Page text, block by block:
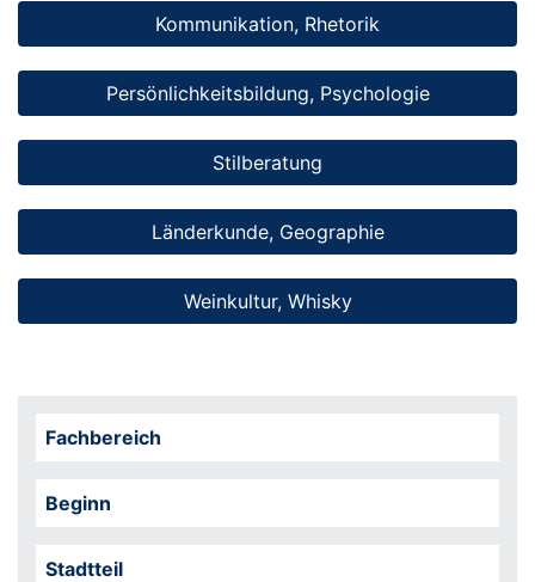
Kommunikation, Rhetorik
Persönlichkeitsbildung, Psychologie
Stilberatung
Länderkunde, Geographie
Weinkultur, Whisky
Fachbereich
Beginn
Stadtteil